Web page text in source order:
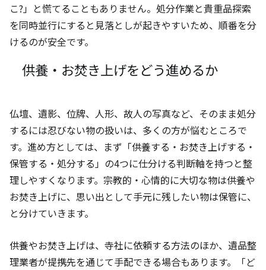
こ?」と慌てることもありません。処分作業と貴重品探索
を同時並行にすると見落としが起きやすいため、順番を分
けるのが安全です。
供養・お焚き上げをどう進めるか
仏壇、遺影、位牌、人形、故人の写真など、そのまま処分
するには忍びない物の扱いは、多くの方が悩むところで
す。進め方としては、まず「供養する・お焚き上げする・
保管する・処分する」の4つに仕分ける判断軸を持つと整
理しやすくなります。宗教的・心情的に大切な物は供養や
お焚き上げに、思い出として手元に残したい物は保管に、
と分けていきます。
供養やお焚き上げは、寺社に依頼する方法のほか、遺品整
理業者が提携先を通じて手配できる場合もあります。「ど